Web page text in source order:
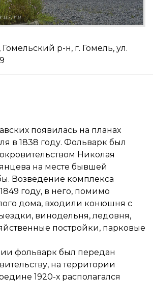
Гомельский р-н, г. Гомель, ул.
появилась на планах
в 1838 году. Фольварк был
Николая
на месте бывшей
Возведение комплекса
году, в него, помимо
дома, входили конюшня с
винодельня, ледовня,
постройки, парковые
фольварк был передан
на территории
1920-х располагался